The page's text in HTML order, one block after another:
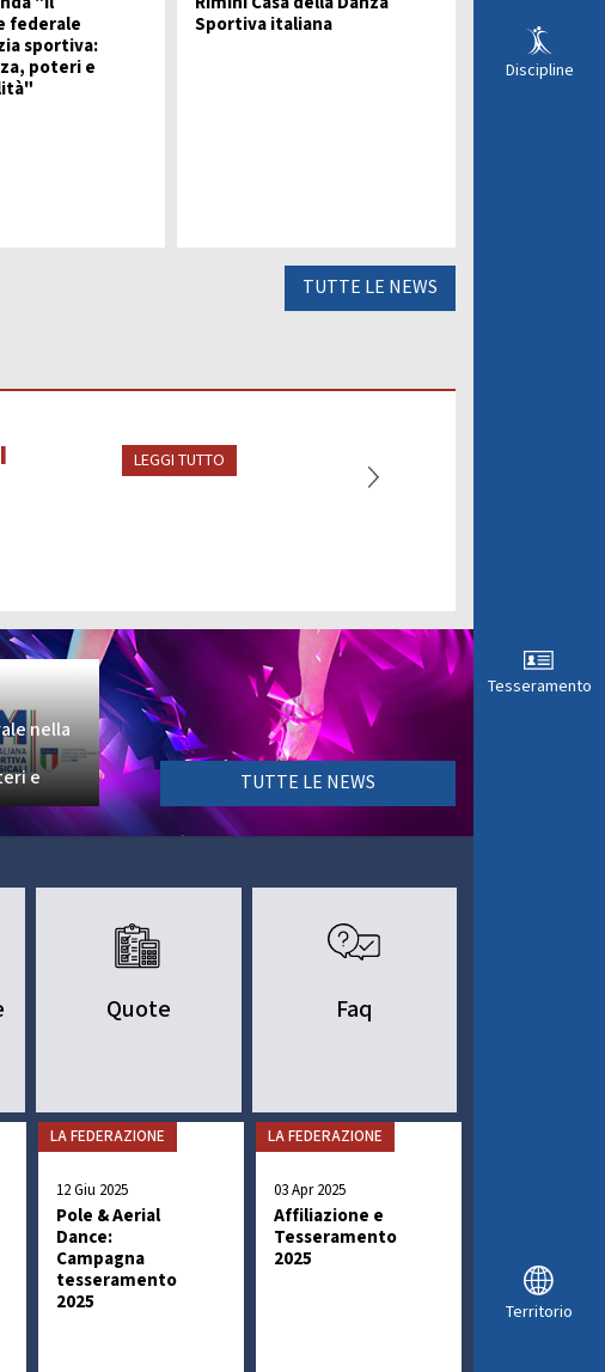
Discipline
Tesseramento
Territorio
federale
sportiva:
poteri e
Sportiva italiana
TUTTE LE NEWS
LEGGI TUTTO
nella
e
TUTTE LE NEWS
Quote Faq
LA FEDERAZIONE
12 Giu 2025
Pole & Aerial
Dance:
Campagna
tesseramento
2025
LA FEDERAZIONE
03 Apr 2025
Affiliazione e
Tesseramento
2025